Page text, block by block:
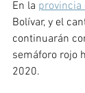
En la provincia
Bolívar, y el
continuarán
semáforo rojo
2020.